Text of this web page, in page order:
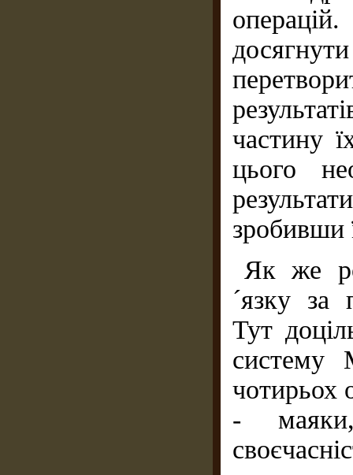
частину
цього
зробивши
Як же
´язку за
Тут
чотирьох
- маяки,